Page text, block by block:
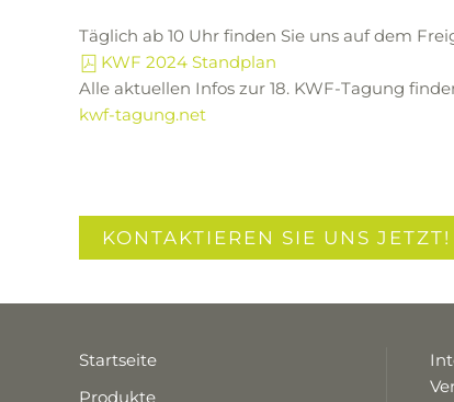
Täglich ab 10 Uhr finden Sie uns auf dem
KWF 2024 Standplan
Alle aktuellen Infos zur 18. KWF-Tagung
kwf-tagung.net
KONTAKTIEREN SIE UNS JETZT!
Startseite
Produkte